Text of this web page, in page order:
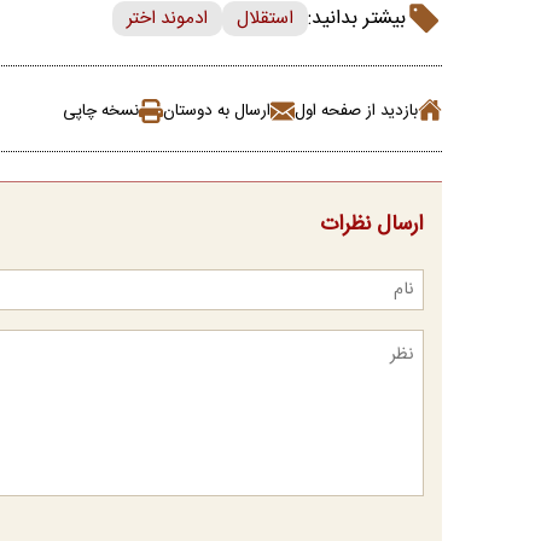
بیشتر بدانید: استقلال ادموند اختر
بازدید از صفحه اول ارسال به دوستان نسخه چاپی
ارسال نظرات